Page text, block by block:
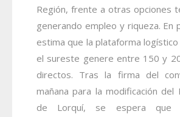
Región, frente a otras opciones
generando empleo y riqueza. En
estima que la plataforma
el sureste genere entre 150 y
directos. Tras la firma del
mañana para la modificación del
de Lorquí, se espera que